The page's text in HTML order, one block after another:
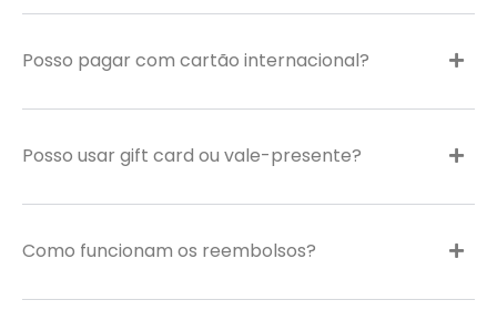
Posso pagar com cartão internacional?
Posso usar gift card ou vale-presente?
Como funcionam os reembolsos?